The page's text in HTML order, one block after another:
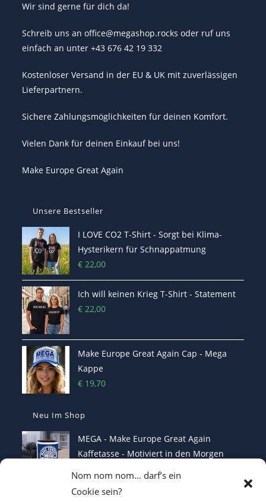
Nom nom nom… darf’s ein
Cookie sein?
Wir sind gerne für dich da!
Schreib uns an office@megashop.rocks oder ruf uns
einfach an unter +43 676 42 19 332
Kostenloser Versand in der EU & UK mit zuverlässigen
Lieferpartnern.
Sichere Zahlungsmöglichkeiten für deinen Komfort.
Vielen Dank für deinen Einkauf bei uns!
Make Europe Great Again
Unsere Bestseller
I LOVE CO2 T-Shirt - Sorgt bei Klima-
Hysterikern für Schnappatmung
€ 22,00
Ich will keinen Krieg T-Shirt - Statement
€ 22,00
Make Europe Great Again Cap - Mega
Kappe
€ 19,70
Neu Im Shop
MEGA - Make Europe Great Again
Kaffetasse - Motiviert in den Morgen
Heterodoxer Extremist - Das provokante